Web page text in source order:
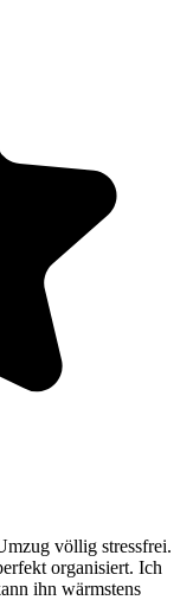
völlig stressfrei.
organisiert. Ich
ihn wärmstens